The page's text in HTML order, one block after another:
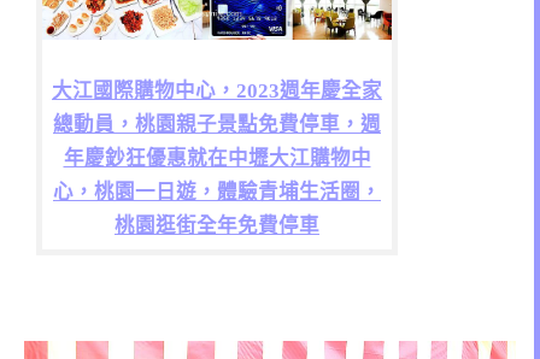
大江國際購物中心，2023週年慶全家
總動員，桃園親子景點免費停車，週
年慶鈔狂優惠就在中壢大江購物中
心，桃園一日遊，體驗青埔生活圈，
桃園逛街全年免費停車